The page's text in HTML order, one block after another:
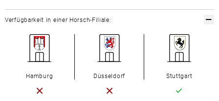
Verfügbarkeit in einer Horsch-Filiale:
Hamburg Düsseldorf Stuttgart